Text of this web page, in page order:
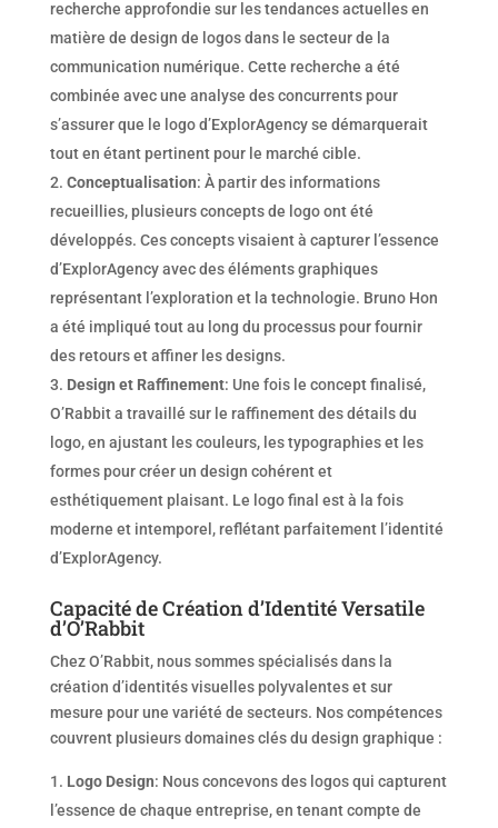
recherche approfondie sur les tendances actuelles en
matière de design de logos dans le secteur de la
communication numérique. Cette recherche a été
combinée avec une analyse des concurrents pour
s’assurer que le logo d’ExplorAgency se démarquerait
tout en étant pertinent pour le marché cible.
Conceptualisation: À partir des informations
recueillies, plusieurs concepts de logo ont été
développés. Ces concepts visaient à capturer l’essence
d’ExplorAgency avec des éléments graphiques
représentant l’exploration et la technologie. Bruno Hon
a été impliqué tout au long du processus pour fournir
des retours et affiner les designs.
Design et Raffinement: Une fois le concept finalisé,
O’Rabbit a travaillé sur le raffinement des détails du
logo, en ajustant les couleurs, les typographies et les
formes pour créer un design cohérent et
esthétiquement plaisant. Le logo final est à la fois
moderne et intemporel, reflétant parfaitement l’identité
d’ExplorAgency.
Capacité de Création d’Identité Versatile
d’O’Rabbit
Chez O’Rabbit, nous sommes spécialisés dans la
création d’identités visuelles polyvalentes et sur
mesure pour une variété de secteurs. Nos compétences
couvrent plusieurs domaines clés du design graphique :
Logo Design: Nous concevons des logos qui capturent
l’essence de chaque entreprise, en tenant compte de